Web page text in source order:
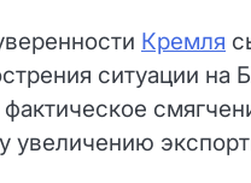
Кремля
ситуации
увеличению